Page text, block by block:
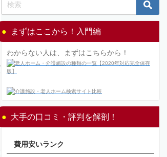
まずはここから！入門編
わからない人は、まずはこちらから！
大手の口コミ・評判を解剖！
費用安いランク